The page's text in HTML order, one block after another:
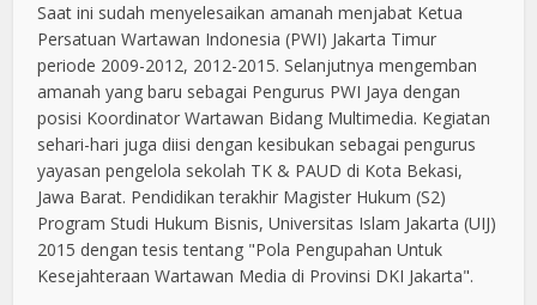
Saat ini sudah menyelesaikan amanah menjabat Ketua
Persatuan Wartawan Indonesia (PWI) Jakarta Timur
periode 2009-2012, 2012-2015. Selanjutnya mengemban
amanah yang baru sebagai Pengurus PWI Jaya dengan
posisi Koordinator Wartawan Bidang Multimedia. Kegiatan
sehari-hari juga diisi dengan kesibukan sebagai pengurus
yayasan pengelola sekolah TK & PAUD di Kota Bekasi,
Jawa Barat. Pendidikan terakhir Magister Hukum (S2)
Program Studi Hukum Bisnis, Universitas Islam Jakarta (UIJ)
2015 dengan tesis tentang "Pola Pengupahan Untuk
Kesejahteraan Wartawan Media di Provinsi DKI Jakarta".